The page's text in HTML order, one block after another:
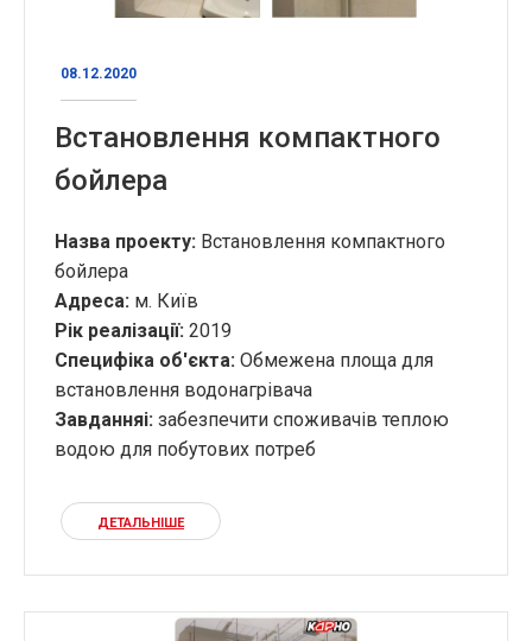
08.12.2020
Встановлення компактного
бойлера
Назва проекту: Встановлення компактного
бойлера
Адреса: м. Київ
Рік реалізації: 2019
Специфіка об'єкта: Обмежена площа для
встановлення водонагрівача
Завданняі: забезпечити споживачів теплою
водою для побутових потреб
ДЕТАЛЬНІШЕ